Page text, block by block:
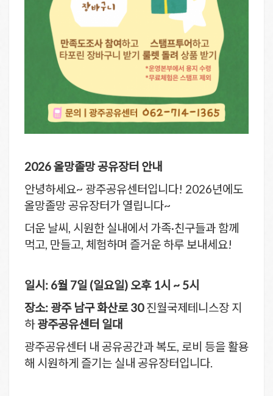
2026 올망졸망 공유장터 안내
안녕하세요~ 광주공유센터입니다! 2026년에도
올망졸망 공유장터가 열립니다~
더운 날씨, 시원한 실내에서 가족·친구들과 함께
먹고, 만들고, 체험하며 즐거운 하루 보내세요!
일시: 6월 7일 (일요일) 오후 1시 ~ 5시
장소: 광주 남구 화산로 30진월국제테니스장 지
하광주공유센터 일대
광주공유센터 내 공유공간과 복도, 로비 등을 활용
해 시원하게 즐기는 실내 공유장터입니다.